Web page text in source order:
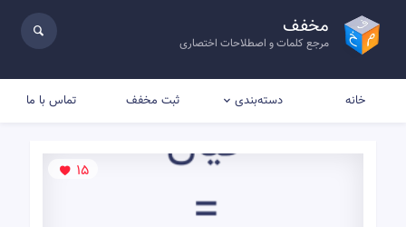
مخفف
مرجع کلمات و اصطلاحات اختصاری
خانه دسته‌بندی ثبت مخفف تماس با ما
15